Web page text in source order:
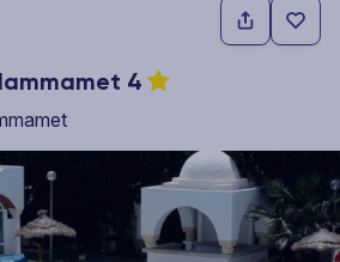
4
large product image at a time. Use the